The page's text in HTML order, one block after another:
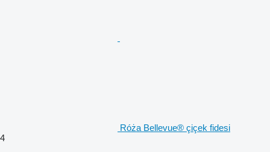
Róża Bellevue® çiçek fidesi
4